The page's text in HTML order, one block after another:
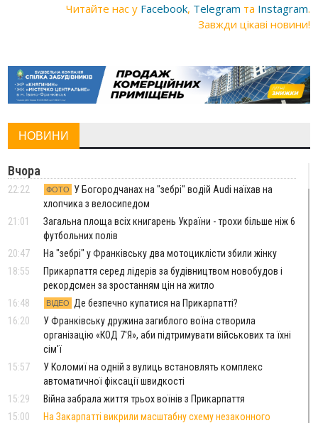
Читайте нас у Facebook, Telegram та Instagram.
Завжди цікаві новини!
НОВИНИ
Вчора
22:22 ФОТО
У Богородчанах на "зебрі" водій Audi наїхав на
хлопчика з велосипедом
21:01
Загальна площа всіх книгарень України - трохи більше ніж 6
футбольних полів
20:47
На "зебрі" у Франківську два мотоциклісти збили жінку
18:55
Прикарпаття серед лідерів за будівництвом новобудов і
рекордсмен за зростанням цін на житло
16:48
ВІДЕО Де безпечно купатися на Прикарпатті?
16:20
У Франківську дружина загиблого воїна створила
організацію «КОД 7'Я», аби підтримувати військових та їхні
сім'ї
15:57
У Коломиї на одній з вулиць встановлять комплекс
автоматичної фіксації швидкості
15:29
Війна забрала життя трьох воїнів з Прикарпаття
15:00
На Закарпатті викрили масштабну схему незаконного